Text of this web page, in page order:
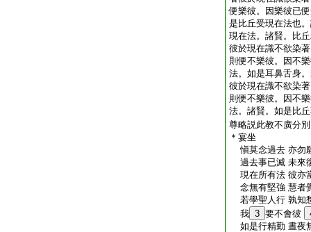
便樂彼。因樂彼已
是比丘受現在法也
現在法。諸賢。比
彼於現在識不欲染
則便不樂彼。因不
法。如是耳鼻舌身
彼於現在識不欲染
則便不樂彼。因不
法。諸賢。如是比
尊略説此教不廣分
＊宴坐
愼莫念過去 亦勿
過去事已滅 未來
現在所有法 彼亦
念無有堅強 慧者
若學聖人行 孰知
我 3 要不會彼
如是行精勤 晝夜